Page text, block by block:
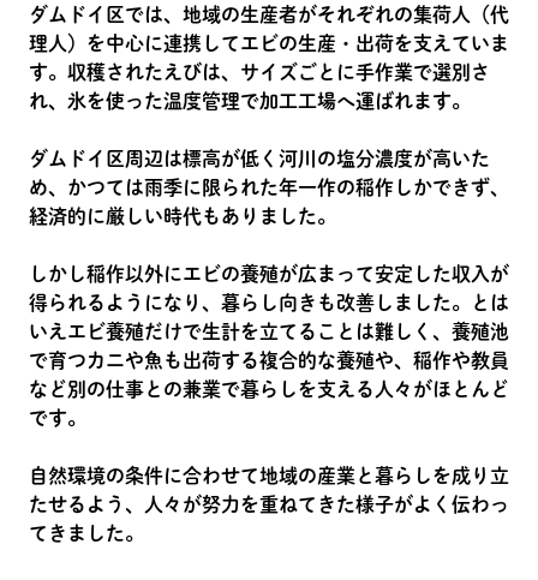
ダムドイ区では、地域の生産者がそれぞれの集荷人（代
理人）を中心に連携してエビの生産・出荷を支えていま
す。収穫されたえびは、サイズごとに手作業で選別さ
れ、氷を使った温度管理で加工工場へ運ばれます。
ダムドイ区周辺は標高が低く河川の塩分濃度が高いた
め、かつては雨季に限られた年一作の稲作しかできず、
経済的に厳しい時代もありました。
しかし稲作以外にエビの養殖が広まって安定した収入が
得られるようになり、暮らし向きも改善しました。とは
いえエビ養殖だけで生計を立てることは難しく、養殖池
で育つカニや魚も出荷する複合的な養殖や、稲作や教員
など別の仕事との兼業で暮らしを支える人々がほとんど
です。
自然環境の条件に合わせて地域の産業と暮らしを成り立
たせるよう、人々が努力を重ねてきた様子がよく伝わっ
てきました。